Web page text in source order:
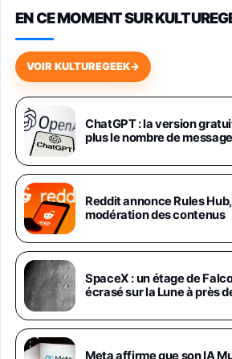
648,63€834,71€
Samsung Galaxy Miracle
Android 5G avec Galaxy AI,
Chargeur Secteur Rapide
Smartphone déverrouillé,
1019€
Galaxy S26 Ultra 512 Go Bleu
1019€1399€Fnac (Vendeur Tiers)
Galaxy S26 Ultra 256 Go
892€1199€ Fnac (Vendeur Tiers)
Philips SHK2000BL -
Répartiteur Audio 5 Casques,
24,94€29,96€Fnac (Vendeur
EN CE MOMENT SUR
VOIR KULTUREGEEK→
ChatGPT : la version
plus le nombre de
Reddit annonce Rules Hub,
modération des contenus
SpaceX : un étage de
écrasé sur la Lune à près
Meta affirme que son IA